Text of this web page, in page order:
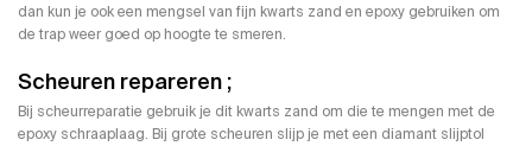
dan kun je ook een mengsel van fijn kwarts zand en epoxy gebruiken om
de trap weer goed op hoogte te smeren.
Scheuren repareren ;
Bij scheurreparatie gebruik je dit kwarts zand om die te mengen met de
epoxy schraaplaag. Bij grote scheuren slijp je met een diamant slijptol